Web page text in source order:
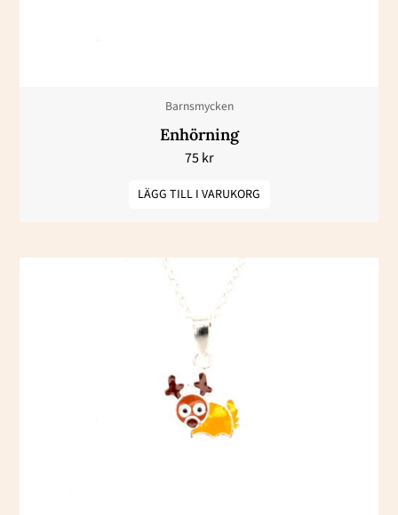
Barnsmycken
Enhörning
75kr
LÄGG TILL I VARUKORG